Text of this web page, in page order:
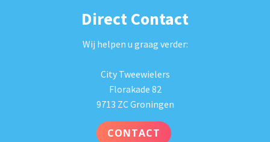
Direct Contact
Wij helpen u graag verder:
City Tweewielers
Florakade 82
9713 ZC Groningen
CONTACT